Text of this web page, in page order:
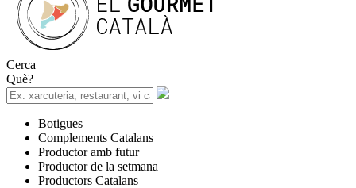
Cerca
Què?
Botigues
Complements Catalans
Productor amb futur
Productor de la setmana
Productors Catalans